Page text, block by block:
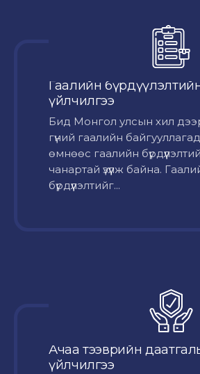
Гаалийн
үйлчилгээ
Бид Монгол улсын хил
гүний гаалийн
өмнөөс гаалийн
чанартай үзүүлж байна.
бүрдүүлэлтийг...
Ачаа тээврийн
үйлчилгээ